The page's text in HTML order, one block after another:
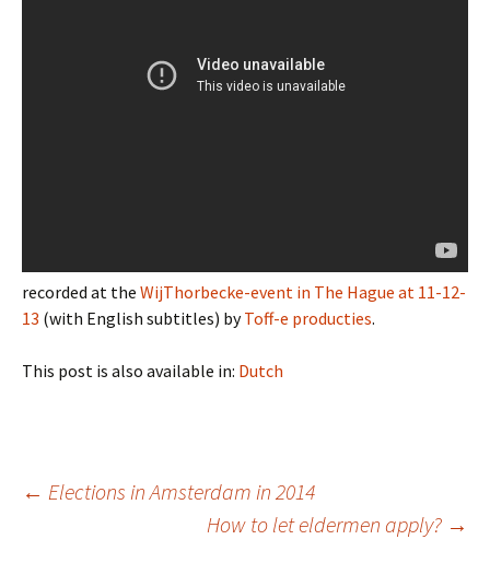
recorded at the WijThorbecke-event in The Hague at 11-12-
13 (with English subtitles) byToff-e producties.
This post is also available in: Dutch
Post
← Elections in Amsterdam in 2014
How to let eldermen apply? →